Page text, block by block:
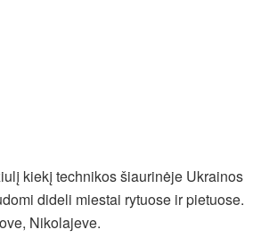
kiekį technikos šiaurinėje Ukrainos
dideli miestai rytuose ir pietuose.
Nikolajeve.